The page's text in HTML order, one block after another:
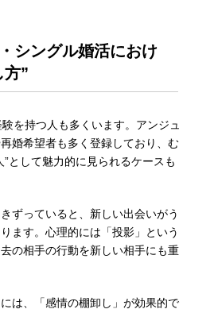
シングル婚活におけ
方”
を持つ人も多くいます。アンジュ
婚希望者も多く登録しており、む
”として魅力的に見られるケースも
ずっていると、新しい出会いがう
ます。心理的には「投影」という
の相手の行動を新しい相手にも重
は、「感情の棚卸し」が効果的で